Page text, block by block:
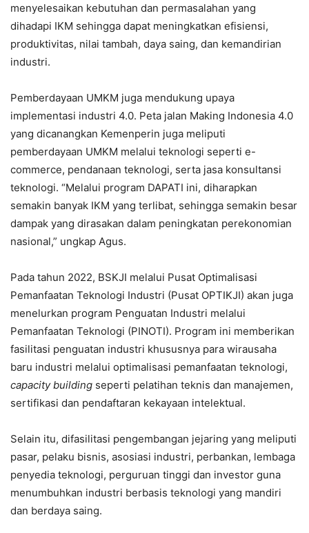
menyelesaikan kebutuhan dan permasalahan yang
dihadapi IKM sehingga dapat meningkatkan efisiensi,
produktivitas, nilai tambah, daya saing, dan kemandirian
industri.
Pemberdayaan UMKM juga mendukung upaya
implementasi industri 4.0. Peta jalan Making Indonesia 4.0
yang dicanangkan Kemenperin juga meliputi
pemberdayaan UMKM melalui teknologi seperti e-
commerce, pendanaan teknologi, serta jasa konsultansi
teknologi. “Melalui program DAPATI ini, diharapkan
semakin banyak IKM yang terlibat, sehingga semakin besar
dampak yang dirasakan dalam peningkatan perekonomian
nasional,” ungkap Agus.
Pada tahun 2022, BSKJI melalui Pusat Optimalisasi
Pemanfaatan Teknologi Industri (Pusat OPTIKJI) akan juga
menelurkan program Penguatan Industri melalui
Pemanfaatan Teknologi (PINOTI). Program ini memberikan
fasilitasi penguatan industri khususnya para wirausaha
baru industri melalui optimalisasi pemanfaatan teknologi,
capacity building seperti pelatihan teknis dan manajemen,
sertifikasi dan pendaftaran kekayaan intelektual.
Selain itu, difasilitasi pengembangan jejaring yang meliputi
pasar, pelaku bisnis, asosiasi industri, perbankan, lembaga
penyedia teknologi, perguruan tinggi dan investor guna
menumbuhkan industri berbasis teknologi yang mandiri
dan berdaya saing.